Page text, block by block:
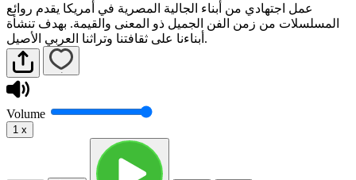
عمل اجتهادي من أبناء الجالية المصرية في أمريكا يقدم روائع
المسلسلات من زمن الفن الجميل ذو المعنى والقيمة. بهدف تنشأة
أبناءنا على ثقافتنا وتراثنا العربي الأصيل.
Volume
1 x